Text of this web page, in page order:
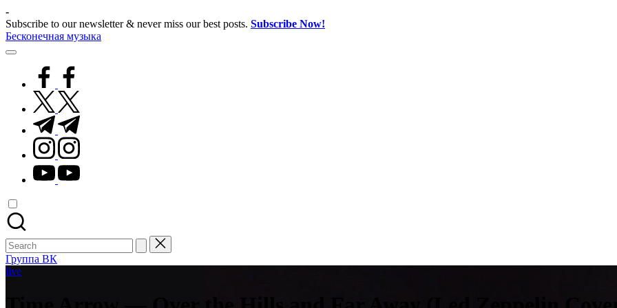
Skip
to
content
-
Subscribe to our newsletter & never miss our best posts. Subscribe Now!
Бесконечная музыка
facebook.com
twitter.com
t.me
instagram.com
youtube.com
Search
for:
Группа ВК
Posted
live